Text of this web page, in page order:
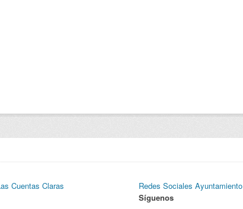
Cuentas Claras
Redes Sociales Ayuntamiento
Síguenos